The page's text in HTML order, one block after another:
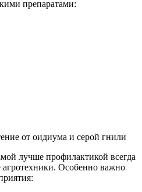
препаратами:
от оидиума и серой гнили
лучше профилактикой всегда
агротехники. Особенно важно